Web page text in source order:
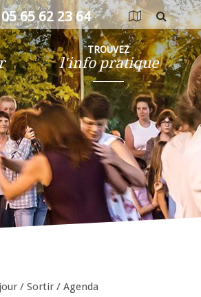
TROUVEZ
l'info pratique
05 65 62 23 64
carte
interactive
rechercher
/ Sortir / Agenda